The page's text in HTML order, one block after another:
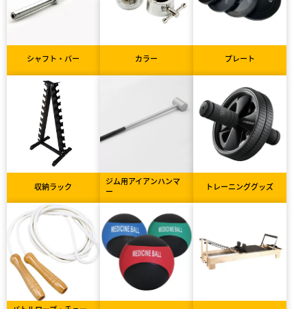
シャフト・バー カラー プレート
収納ラック
ジム用アイアンハンマ
ー
トレーニンググッズ